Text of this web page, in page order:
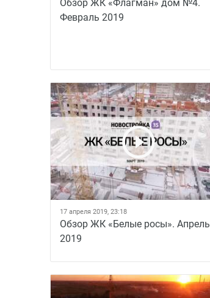
Обзор ЖК «Флагман» дом №4.
Февраль 2019
17 апреля 2019, 23:18
Обзор ЖК «Белые росы». Апрель
2019